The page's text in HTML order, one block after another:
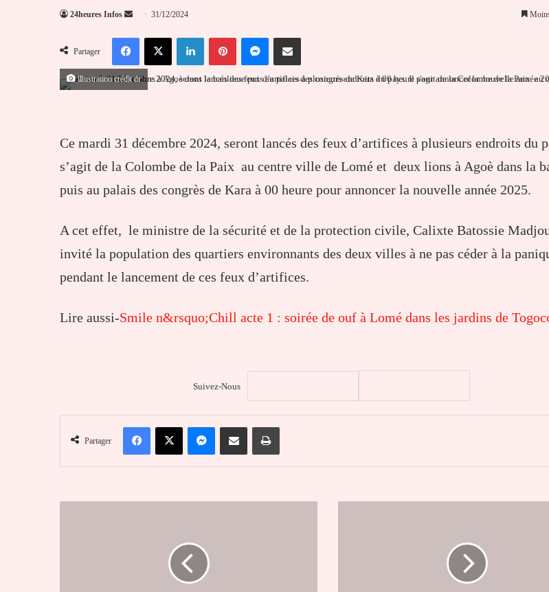
24heures Infos
Envoyer
courriel
31/12/2024
Partager
FacebookX LinkedinPinterestMessengerPartager par email
illustration crédit dr
Ce mardi 31 décembre 2024, seront lancés des feux d’artifices à plusieurs endroits du
s’agit de la Colombe de la Paix au centre ville de Lomé et deux lions à Agoè dans la
puis au palais des congrès de Kara à 00 heure pour annoncer la nouvelle année 2025.
A cet effet, le ministre de la sécurité et de la protection civile, Calixte Batossie
invité la population des quartiers environnants des deux villes à ne pas céder à la
pendant le lancement de ces feux d’artifices.
Lire aussi-Smile n&rsquo;Chill acte 1 : soirée de ouf à Lomé dans les jardins de
Suivez-Nous
Partager
FacebookX MessengerPartager par email Imprimer